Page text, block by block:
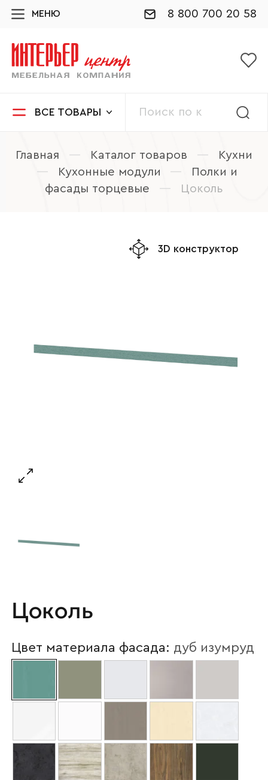
МЕНЮ 8 800 700 20 58
ВСЕ ТОВАРЫ
Главная — Каталог товаров —
Кухни
—
Кухонные модули —
Полки и
фасады торцевые
— Цоколь
3D конструктор
Цоколь
Цвет материала фасада: дуб изумруд